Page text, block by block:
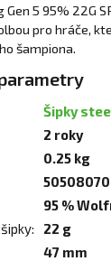
Gen 5 95% 22G
pro hráče,
šampiona.
Šipky
2 roky
0.25 kg
95 %
:
22 g
47 mm